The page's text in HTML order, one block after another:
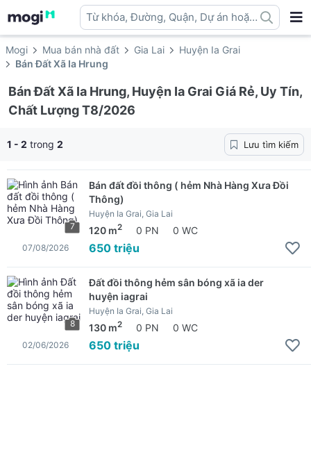
Từ khóa, Đường, Quận, Dự án hoặc
địa danh ...
Mogi Mua bán nhà đất Gia Lai
Huyện Ia Grai
Bán Đất Xã Ia Hrung
Bán Đất Xã Ia Hrung, Huyện Ia Grai Giá Rẻ, Uy Tín,
Chất Lượng T8/2026
1 - 2 trong 2 Lưu tìm kiếm
7
Bán đất đồi thông ( hẻm Nhà Hàng Xưa Đồi
Thông)
Huyện Ia Grai, Gia Lai
120 m2 0 PN 0 WC
650 triệu
07/08/2026
8
Đất đồi thông hẻm sân bóng xã ia der
huyện iagrai
Huyện Ia Grai, Gia Lai
130 m2 0 PN 0 WC
650 triệu
02/06/2026